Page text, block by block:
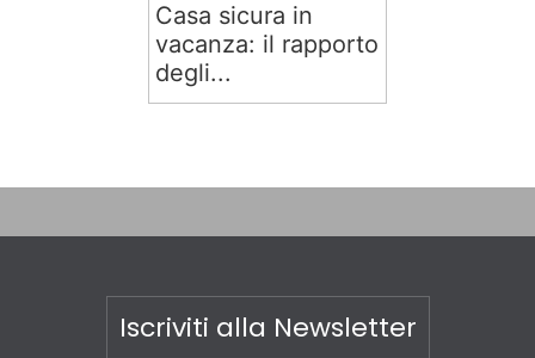
Casa sicura in
vacanza: il rapporto
degli...
Iscriviti alla Newsletter